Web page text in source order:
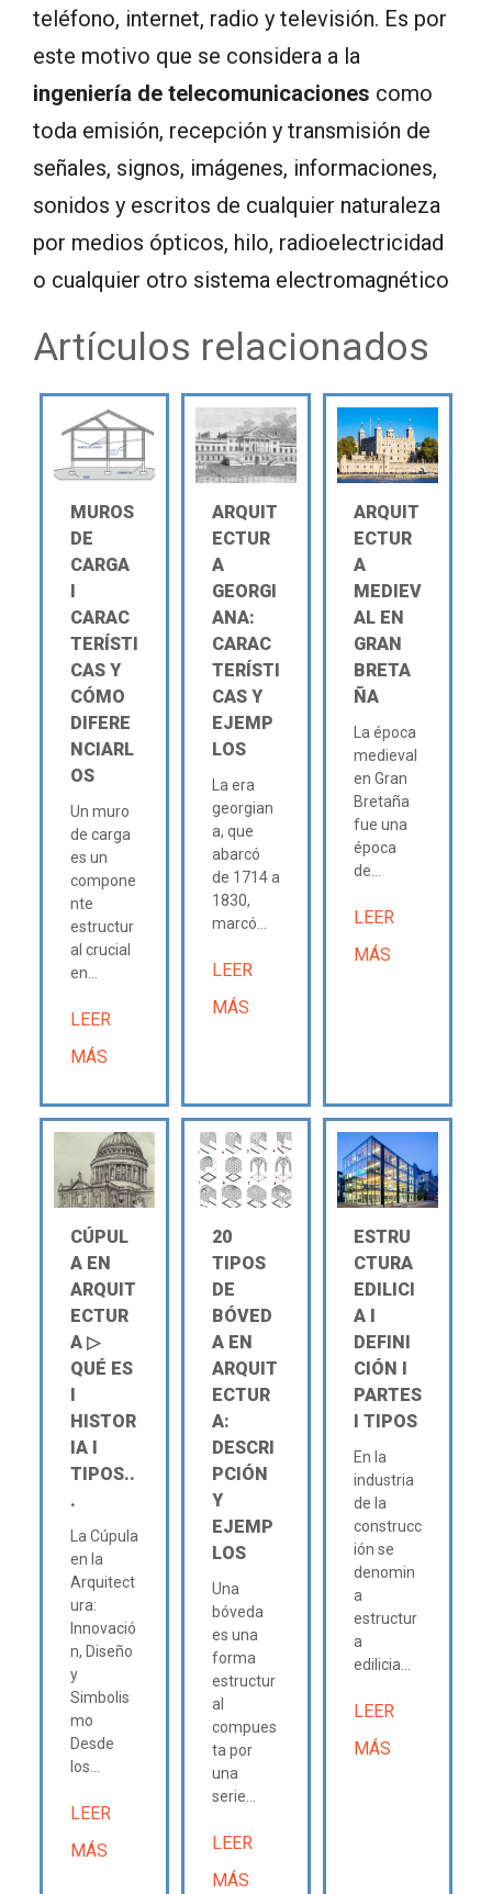
teléfono, internet, radio y televisión. Es por
este motivo que se considera a la
ingeniería de telecomunicaciones como
toda emisión, recepción y transmisión de
señales, signos, imágenes, informaciones,
sonidos y escritos de cualquier naturaleza
por medios ópticos, hilo, radioelectricidad
o cualquier otro sistema electromagnético
Artículos relacionados
MUROS
DE
CARGA
Ι
CARAC
TERÍSTI
CAS Y
CÓMO
DIFERE
NCIARL
OS
Un muro
de carga
es un
compone
nte
estructur
al crucial
en...
LEER
MÁS
ARQUIT
ECTUR
A
GEORGI
ANA:
CARAC
TERÍSTI
CAS Y
EJEMP
LOS
La era
georgian
a, que
abarcó
de 1714 a
1830,
marcó...
LEER
MÁS
ARQUIT
ECTUR
A
MEDIEV
AL EN
GRAN
BRETA
ÑA
La época
medieval
en Gran
Bretaña
fue una
época
de...
LEER
MÁS
CÚPUL
A EN
ARQUIT
ECTUR
A ▷
QUÉ ES
Ι
HISTOR
IA Ι
TIPOS..
.
La Cúpula
en la
Arquitect
ura:
Innovació
n, Diseño
y
Simbolis
mo
Desde
los...
LEER
MÁS
20
TIPOS
DE
BÓVED
A EN
ARQUIT
ECTUR
A:
DESCRI
PCIÓN
Y
EJEMP
LOS
Una
bóveda
es una
forma
estructur
al
compues
ta por
una
serie...
LEER
MÁS
ESTRU
CTURA
EDILICI
A Ι
DEFINI
CIÓN Ι
PARTES
Ι TIPOS
En la
industria
de la
construcc
ión se
denomin
a
estructur
a
edilicia...
LEER
MÁS